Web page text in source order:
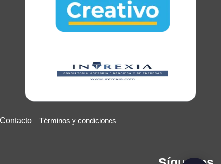
Contacto Términos y condiciones